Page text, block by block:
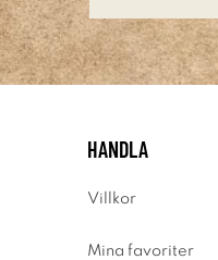
HANDLA
Villkor
Mina favoriter